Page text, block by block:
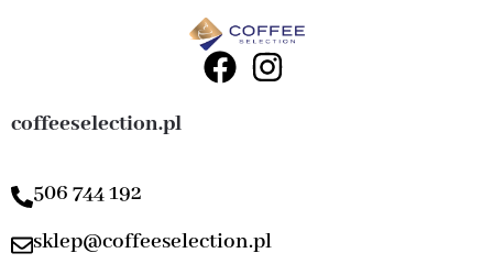
coffeeselection.pl
506 744 192
sklep@coffeeselection.pl